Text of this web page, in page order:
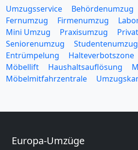
Umzugsservice Behördenumzug
Fernumzug
Firmenumzug
Mini Umzug
Praxisumzug
Seniorenumzug
Studentenumzug
Entrümpelung
Halteverbotszone
Möbellift
Haushaltsauflösung
Möbelmitfahrzentrale
Europa-Umzüge